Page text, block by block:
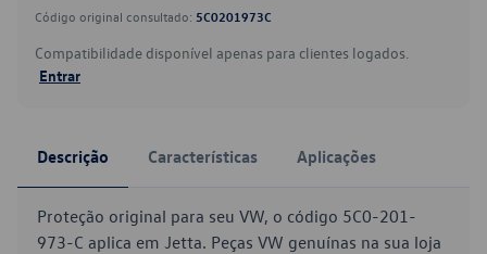
Código original consultado: 5C0201973C
Compatibilidade disponível apenas para clientes logados.
Entrar
Descrição Características Aplicações
Proteção original para seu VW, o código 5C0-201-
973-C aplica em Jetta. Peças VW genuínas na sua loja